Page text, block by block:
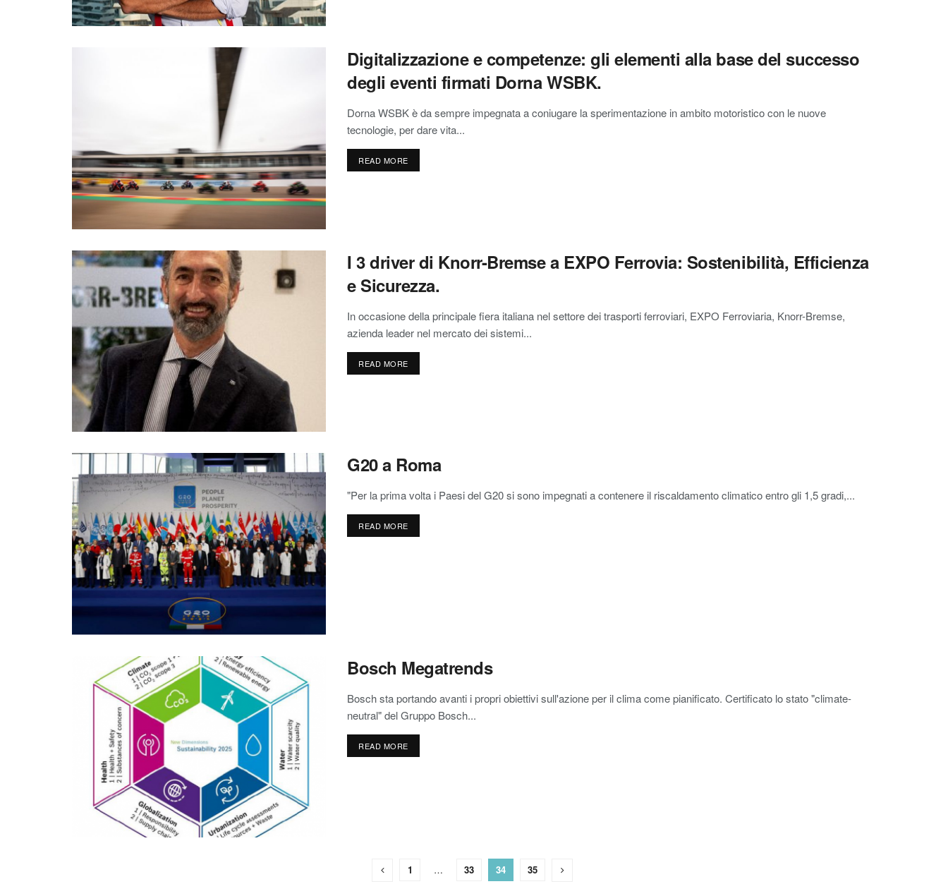
Digitalizzazione e competenze: gli elementi alla base del successo
degli eventi firmati Dorna WSBK.
Dorna WSBK è da sempre impegnata a coniugare la sperimentazione in ambito motoristico con le nuove
tecnologie, per dare vita...
READ MORE
I 3 driver di Knorr-Bremse a EXPO Ferrovia: Sostenibilità, Efficienza
e Sicurezza.
In occasione della principale fiera italiana nel settore dei trasporti ferroviari, EXPO Ferroviaria, Knorr-Bremse,
azienda leader nel mercato dei sistemi...
READ MORE
G20 a Roma
"Per la prima volta i Paesi del G20 si sono impegnati a contenere il riscaldamento climatico entro gli 1,5 gradi,...
READ MORE
Bosch Megatrends
Bosch sta portando avanti i propri obiettivi sull'azione per il clima come pianificato. Certificato lo stato "climate-
neutral" del Gruppo Bosch...
READ MORE
1 … 33 34 35